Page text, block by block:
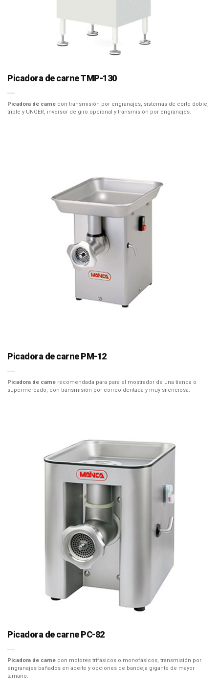
Picadora de carne TMP-130
Picadora de carne con transmisión por engranajes, sistemas de corte doble,
triple y UNGER, inversor de giro opcional y transmisión por engranajes.
Picadora de carne PM-12
Picadora de carne recomendada para para el mostrador de una tienda o
supermercado, con transmisión por correo dentada y muy silenciosa.
Picadora de carne PC-82
Picadora de carne con motores trifásicos o monofásicos, transmisión por
engranajes bañados en aceite y opciones de bandeja gigante de mayor
tamaño.